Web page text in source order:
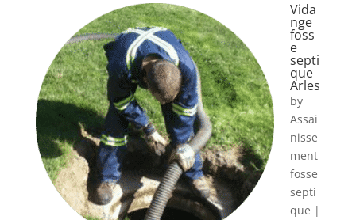
Vida
nge
foss
e
septi
que
Arles
by
Assai
nisse
ment
fosse
septi
que |